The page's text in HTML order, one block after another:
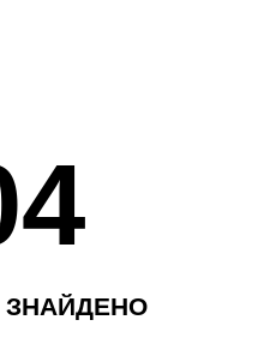
ЗНАЙДЕНО